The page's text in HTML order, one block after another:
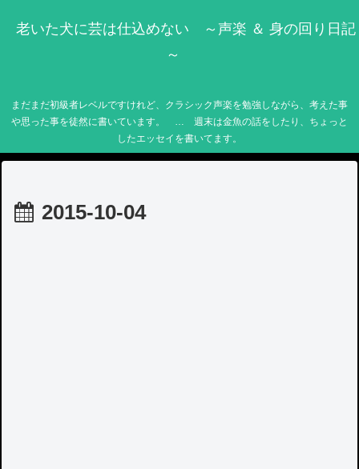
老いた犬に芸は仕込めない ～声楽 ＆ 身の回り日記
～
まだまだ初級者レベルですけれど、クラシック声楽を勉強しながら、考えた事
や思った事を徒然に書いています。 … 週末は金魚の話をしたり、ちょっと
したエッセイを書いてます。
2015-10-04